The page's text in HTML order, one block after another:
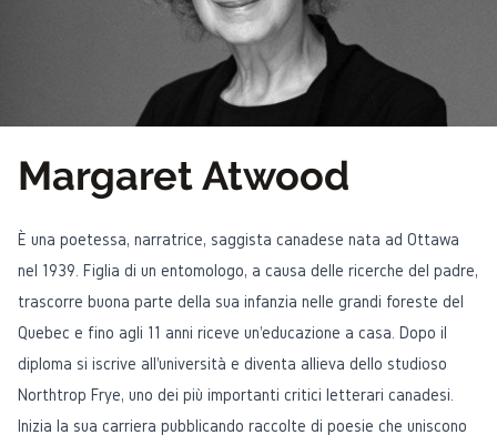
Margaret Atwood
È una poetessa, narratrice, saggista canadese nata ad Ottawa
nel 1939. Figlia di un entomologo, a causa delle ricerche del padre,
trascorre buona parte della sua infanzia nelle grandi foreste del
Quebec e fino agli 11 anni riceve un'educazione a casa. Dopo il
diploma si iscrive all'università e diventa allieva dello studioso
Northtrop Frye, uno dei più importanti critici letterari canadesi.
Inizia la sua carriera pubblicando raccolte di poesie che uniscono